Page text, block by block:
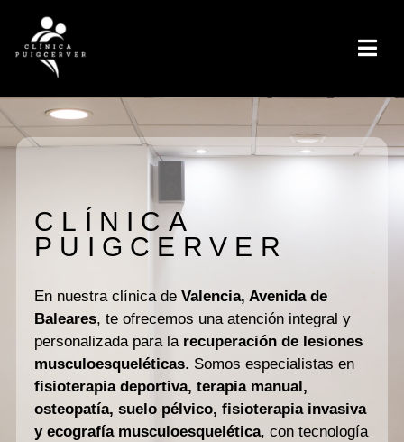
CLÍNICA
PUIGCERVER
En nuestra clínica de Valencia, Avenida de
Baleares, te ofrecemos una atención integral y
personalizada para la recuperación de lesiones
musculoesqueléticas. Somos especialistas en
fisioterapia deportiva, terapia manual,
osteopatía, suelo pélvico, fisioterapia invasiva
y ecografía musculoesquelética, con tecnología